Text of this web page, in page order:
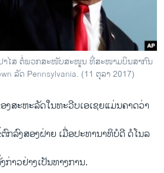
າໄສ ຕໍ່ພວກສະໜັບສະໜູນ ທີ່ສະໜາມບິນສາກົນ
ລັດ Pennsylvania. (11 ຕຸລາ 2017)
ສະຫະລັດໃນທະວີບເອເຊຍແມ່ນຄາດວ່າ
ກລົງສອງຝ່າຍ ເມື່ອປະທານາທິບໍດີ ດໍໂນລ
າວຢ່າງເປັນທາງການ.